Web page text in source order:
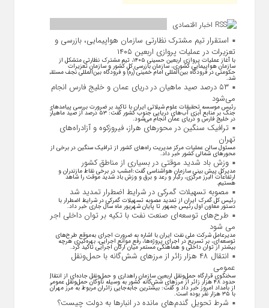
اخبار اقتصادی
استقرار تیم مشترک نظارتی سازمان هواپیمایی، بازرسی و
تعزیرات در عملیات پروازی اربعین ۱۴۰۵
با آغاز عملیات پروازی اربعین حسینی ۱۴۰۵، تیم مشترک نظارتی متشکل از
سازمان هواپیمایی کشوری، سازمان بازرسی کل کشور و سازمان تعزیرات
حکومتی در فرودگاه بین‌المللی امام خمینی (ره) و فرودگاه بین‌المللی نجف مستقر
شد.
۵۳ درصد صید ماهیان در دریای عمان و خلیج فارس انجام
می‌شود
رئیس موسسه تحقیقات علوم شیلاتی ایران با تاکید بر ضرورت بررسی پیامد‌های
جنگ بر منابع آبزی آب‌های دریایی جنوب کشور گفت: ۵۳ درصد از صید ماهیان
در خلیج فارس و دریای عمان انجام می‌شود.
ترافیک سنگین در محورهای هراز، فیروزکوه و آزادراه‌های
تهران
مسئول سالن عملیات مرکز مدیریت راه‌های کشور از ترافیک سنگین در برخی از
محور‌های شمالی کشور خبر داد.
وزش باد شدید موقتی در بسیاری از مناطق کشور
مدیرکل پیش بینی سازمان هواشناسی گفت:امشب در برخی نقاط مازندران و
ارتفاعات البرز مرکزی، رگبار و رعد و برق و وزش باد شدید موقت را شاهد
هستیم.
مصوبه تسهیلات گمرکی در شرایط اضطرار تمدید شد
رئیس کل گمرک ایران از تمدید مصوبه تسهیلات گمرکی در شرایط اضطرار با
دستور معاون اول رئیس جمهور تا پایان شهریور ماه سال جاری خبر داد.
طرح‌های توسعه‌ای صنعت نفت با تکیه بر توان داخلی اجرا
می شود
مدیرعامل شرکت ملی نفت ایران با اشاره به ضرورت اجرای به‌موقع طرح‌های
توسعه‌ای، بر تسریع در اجرای پروژه‌ها، رفع موانع اجرایی، بهره‌گیری هرچه
بیشتر از توان داخلی و هماهنگی مستمر میان ارکان اجرایی تاکید کرد.
انتقال ۴۸ هزار زائر از مرزهای شش‌گانه با حمل‌ونقل
عمومی
سخنگوی قرارگاه حمل‌ونقل اربعین سازمان راهداری و حمل‌ونقل جاده‌ای از انتقال
حدود ۴۸ هزار زائر از مرز‌های شش‌گانه کشور به وسیله ناوگان حمل‌ونقل عمومی
از بامداد امروز خبر داد و گفت: بیشترین جابه‌جایی زائران مربوط به مرز مهران
با ۳۵ هزار نفر بوده است.
شرط تحویل گندم‌های مانده در انبار‌ها به دولت چیست؟